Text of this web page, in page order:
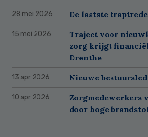
28 mei 2026 De laatste
15 mei 2026
Traject voor
zorg krijgt
Drenthe
13 apr 2026 Nieuwe
10 apr 2026
Zorgmedewerkers
door hoge